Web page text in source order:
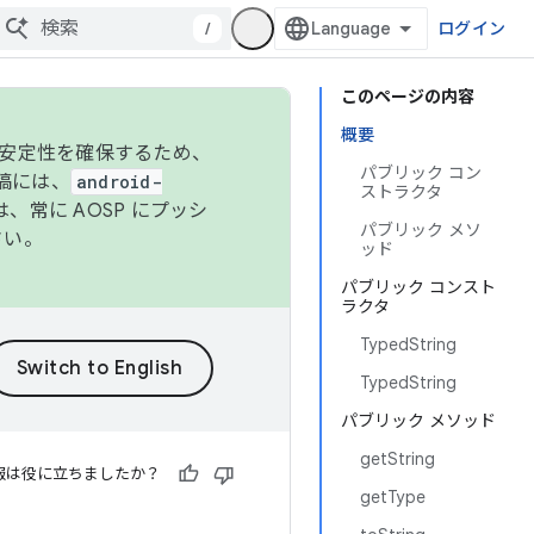
/ ログイン
このページの内容
概要
パブリック コン
ストラクタ
パブリック メソ
ッド
パブリック コンスト
ラクタ
TypedString
TypedString
パブリック メソッド
getString
getType
性を確保するため、
は、
android-
常に AOSP にプッシ
。
は役に立ちましたか？